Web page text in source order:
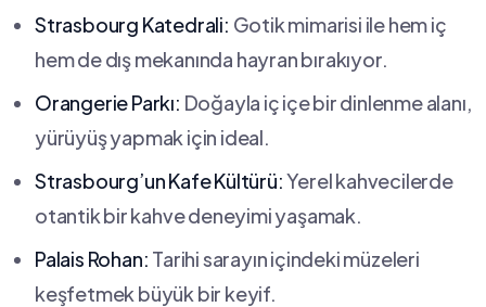
Strasbourg Katedrali: Gotik mimarisi ile hem iç
hem de dış mekanında hayran bırakıyor.
Orangerie​ Parkı: Doğayla ⁢iç içe bir ⁣dinlenme‍ alanı,
yürüyüş yapmak için ideal.
Strasbourg’un Kafe Kültürü:Yerel kahvecilerde
otantik bir ⁤kahve deneyimi yaşamak.
Palais Rohan: Tarihi sarayın içindeki müzeleri
keşfetmek büyük ‌bir keyif.